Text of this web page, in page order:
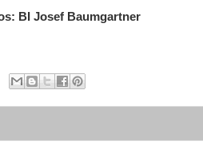
BI Josef Baumgartner